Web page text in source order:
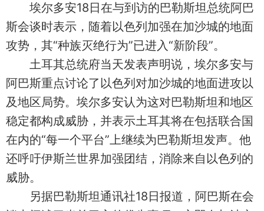
埃尔多安18日在与到访的巴勒斯坦总统阿巴
斯会谈时表示，随着以色列加强在加沙城的地面
攻势，其“种族灭绝行为”已进入“新阶段”。
土耳其总统府当天发表声明说，埃尔多安与
阿巴斯重点讨论了以色列对加沙城的地面进攻以
及地区局势。埃尔多安认为这对巴勒斯坦和地区
稳定都构成威胁，并表示土耳其将在包括联合国
在内的“每一个平台”上继续为巴勒斯坦发声。他
还呼吁伊斯兰世界加强团结，消除来自以色列的
威胁。
另据巴勒斯坦通讯社18日报道，阿巴斯在会